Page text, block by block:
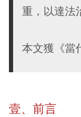
重，以達法
本文獲《當
壹、前言